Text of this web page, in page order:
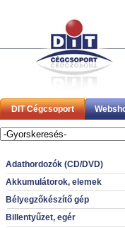
DIT Cégcsoport
Adathordozók (CD/DVD)
Akkumulátorok, elemek
Bélyegzőkészítő gép
Billentyűzet, egér